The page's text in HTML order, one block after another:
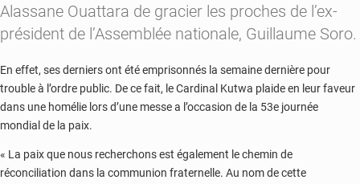
Alassane Ouattara de gracier les proches de l’ex-
président de l’Assemblée nationale, Guillaume Soro.
En effet, ses derniers ont été emprisonnés la semaine dernière pour
trouble à l’ordre public. De ce fait, le Cardinal Kutwa plaide en leur faveur
dans une homélie lors d’une messe a l’occasion de la 53e journée
mondial de la paix.
« La paix que nous recherchons est également le chemin de
réconciliation dans la communion fraternelle. Au nom de cette